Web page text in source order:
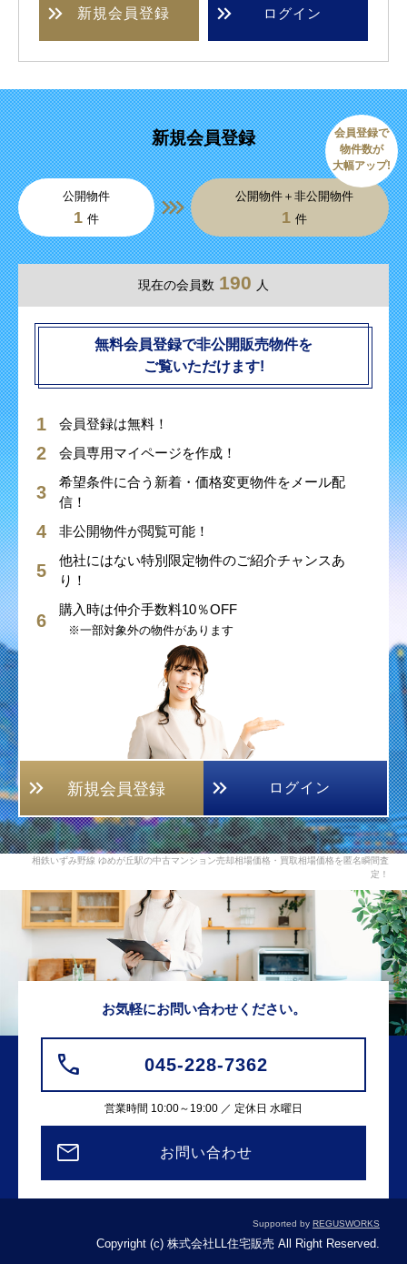
新規会員登録 ログイン
新規会員登録
公開物件
1 件
公開物件＋非公開物件
1 件
会員登録で
物件数が
大幅アップ!
現在の会員数 190 人
無料会員登録で非公開販売物件を
ご覧いただけます!
会員登録は無料！
会員専用マイページを作成！
希望条件に合う新着・価格変更物件をメール配
信！
非公開物件が閲覧可能！
他社にはない特別限定物件のご紹介チャンスあ
り！
購入時は仲介手数料10％OFF
※一部対象外の物件があります
新規会員登録 ログイン
相鉄いずみ野線 ゆめが丘駅の中古マンション売却相場価格・買取相場価格を匿名瞬間査
定！
お気軽にお問い合わせください。
045-228-7362
営業時間 10:00～19:00 ／ 定休日 水曜日
お問い合わせ
Supported by REGUSWORKS
Copyright (c) 株式会社LL住宅販売 All Right Reserved.